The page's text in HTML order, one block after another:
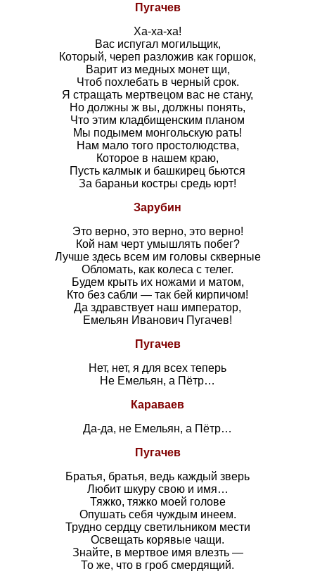
Пугачев
Ха-ха-ха!
Вас испугал могильщик,
Который, череп разложив как горшок,
Варит из медных монет щи,
Чтоб похлебать в черный срок.
Я стращать мертвецом вас не стану,
Но должны ж вы, должны понять,
Что этим кладбищенским планом
Мы подымем монгольскую рать!
Нам мало того простолюдства,
Которое в нашем краю,
Пусть калмык и башкирец бьются
За бараньи костры средь юрт!
Зарубин
Это верно, это верно, это верно!
Кой нам черт умышлять побег?
Лучше здесь всем им головы скверные
Обломать, как колеса с телег.
Будем крыть их ножами и матом,
Кто без сабли — так бей кирпичом!
Да здравствует наш император,
Емельян Иванович Пугачев!
Пугачев
Нет, нет, я для всех теперь
Не Емельян, а Пётр…
Караваев
Да-да, не Емельян, а Пётр…
Пугачев
Братья, братья, ведь каждый зверь
Любит шкуру свою и имя…
Тяжко, тяжко моей голове
Опушать себя чуждым инеем.
Трудно сердцу светильником мести
Освещать корявые чащи.
Знайте, в мертвое имя влезть —
То же, что в гроб смердящий.